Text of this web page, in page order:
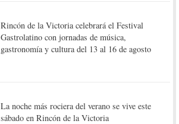
Rincón de la Victoria celebrará el Festival
Gastrolatino con jornadas de música,
gastronomía y cultura del 13 al 16 de agosto
La noche más rociera del verano se vive este
sábado en Rincón de la Victoria